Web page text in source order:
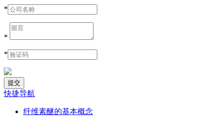
*
*
*
快捷导航
纤维素醚的基本概念